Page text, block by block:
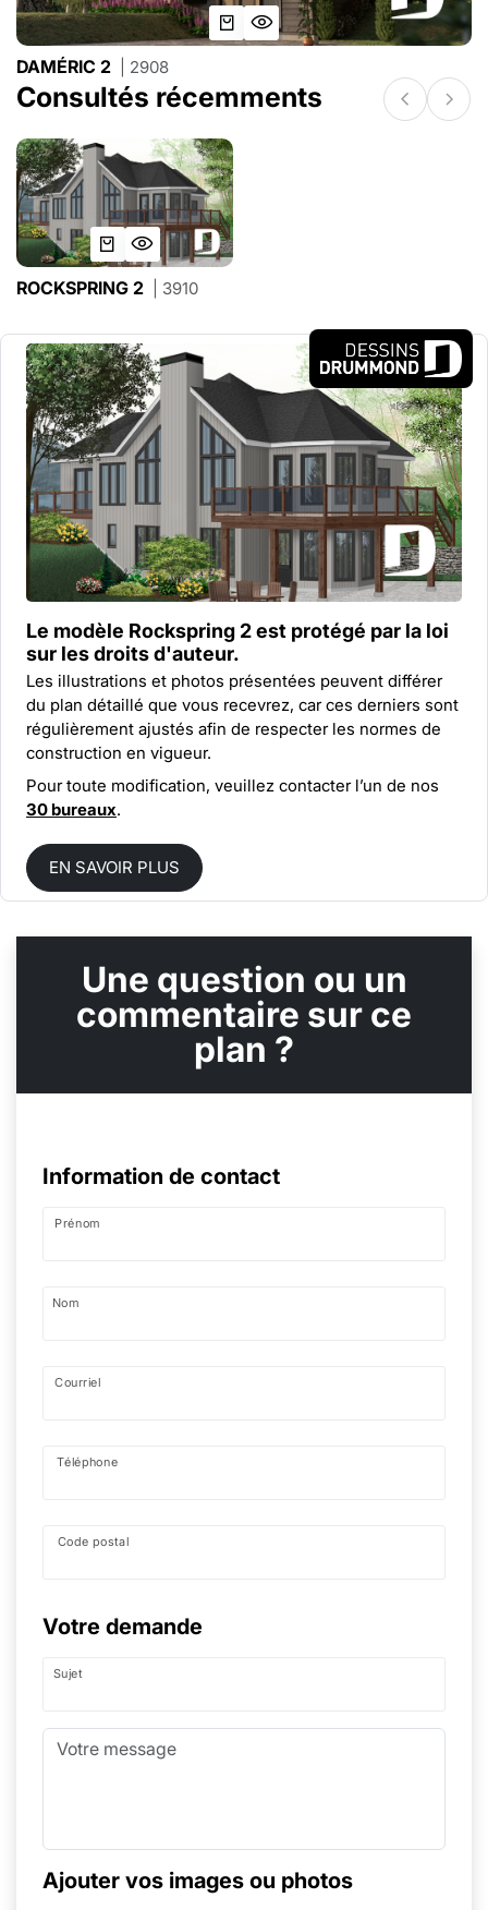
DAMÉRIC 2 | 2908
Consultés récemments
ROCKSPRING 2 | 3910
Le modèle Rockspring 2 est protégé par la loi
sur les droits d'auteur.
Les illustrations et photos présentées peuvent différer
du plan détaillé que vous recevrez, car ces derniers sont
régulièrement ajustés afin de respecter les normes de
construction en vigueur.
Pour toute modification, veuillez contacter l’un de nos
30 bureaux.
EN SAVOIR PLUS
Une question ou un
commentaire sur ce
plan ?
Information de contact
Prénom
Nom
Courriel
Téléphone
Code postal
Votre demande
Sujet
Ajouter vos images ou photos